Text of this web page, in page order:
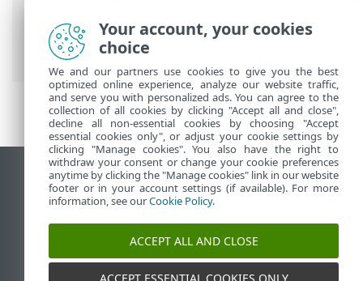
ESET PROTECTサーバーのアップグレード/
移行後の問題
デスクトップサイトの表示
End of Life
ESETナレッジベース
ESETフォーラム
ESET Status Portal
Your account, your cookies
choice
We and our partners use cookies to give you the best
optimized online experience, analyze our website traffic,
and serve you with personalized ads. You can agree to the
collection of all cookies by clicking "Accept all and close",
decline all non-essential cookies by choosing "Accept
essential cookies only", or adjust your cookie settings by
clicking "Manage cookies". You also have the right to
withdraw your consent or change your cookie preferences
anytime by clicking the "Manage cookies" link in our website
footer or in your account settings (if available). For more
information, see ourCookie Policy.
ACCEPT ALL AND CLOSE